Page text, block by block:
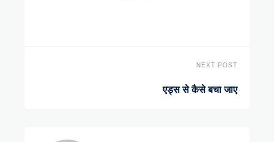
NEXT POST
एड्स से कैसे बचा जाए